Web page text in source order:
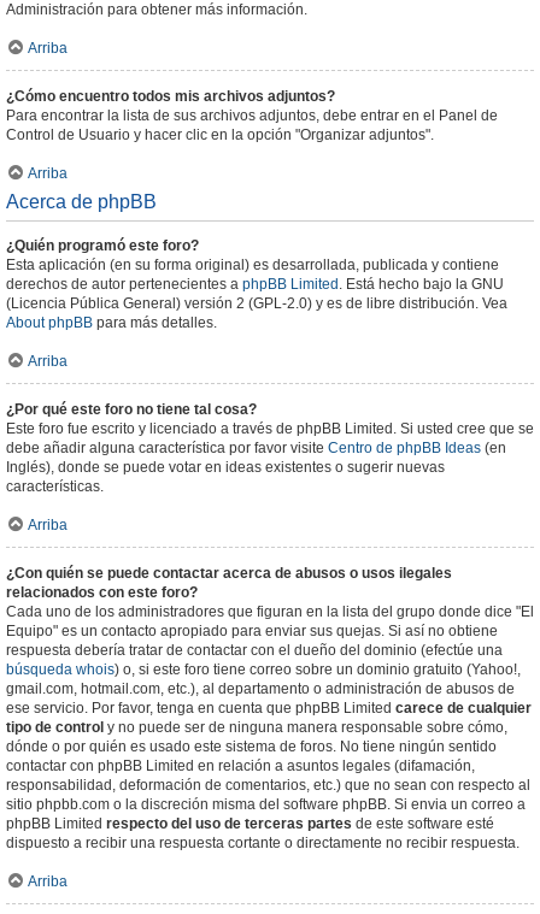
Administración para obtener más información.
Arriba
¿Cómo encuentro todos mis archivos adjuntos?
Para encontrar la lista de sus archivos adjuntos, debe entrar en el Panel de
Control de Usuario y hacer clic en la opción "Organizar adjuntos".
Arriba
Acerca de phpBB
¿Quién programó este foro?
Esta aplicación (en su forma original) es desarrollada, publicada y contiene
derechos de autor pertenecientes a phpBB Limited . Está hecho bajo la GNU
(Licencia Pública General) versión 2 (GPL-2.0) y es de libre distribución. Vea
About phpBB para más detalles.
Arriba
¿Por qué este foro no tiene tal cosa?
Este foro fue escrito y licenciado a través de phpBB Limited. Si usted cree que se
debe añadir alguna característica por favor visite Centro de phpBB Ideas (en
Inglés), donde se puede votar en ideas existentes o sugerir nuevas
características.
Arriba
¿Con quién se puede contactar acerca de abusos o usos ilegales
relacionados con este foro?
Cada uno de los administradores que figuran en la lista del grupo donde dice "El
Equipo" es un contacto apropiado para enviar sus quejas. Si así no obtiene
respuesta debería tratar de contactar con el dueño del dominio (efectúe una
búsqueda whois) o, si este foro tiene correo sobre un dominio gratuito (Yahoo!,
gmail.com, hotmail.com, etc.), al departamento o administración de abusos de
ese servicio. Por favor, tenga en cuenta que phpBB Limited carece de cualquier
tipo de control y no puede ser de ninguna manera responsable sobre cómo,
dónde o por quién es usado este sistema de foros. No tiene ningún sentido
contactar con phpBB Limited en relación a asuntos legales (difamación,
responsabilidad, deformación de comentarios, etc.) que no sean con respecto al
sitio phpbb.com o la discreción misma del software phpBB. Si envia un correo a
phpBB Limited respecto del uso de terceras partes de este software esté
dispuesto a recibir una respuesta cortante o directamente no recibir respuesta.
Arriba